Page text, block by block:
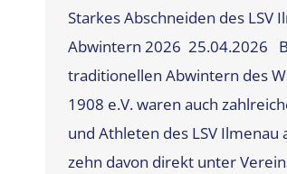
Starkes Abschneiden des LSV
Abwintern 2026 25.04.2026
traditionellen Abwintern des
1908 e.V. waren auch
und Athleten des LSV Ilmenau
zehn davon direkt unter